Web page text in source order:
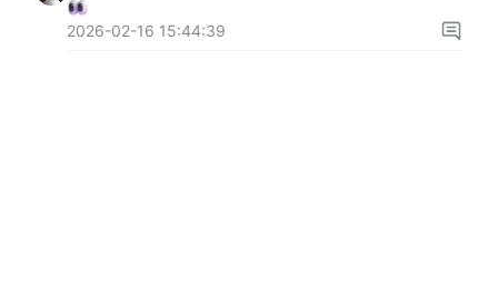
2026-02-16 15:44:39